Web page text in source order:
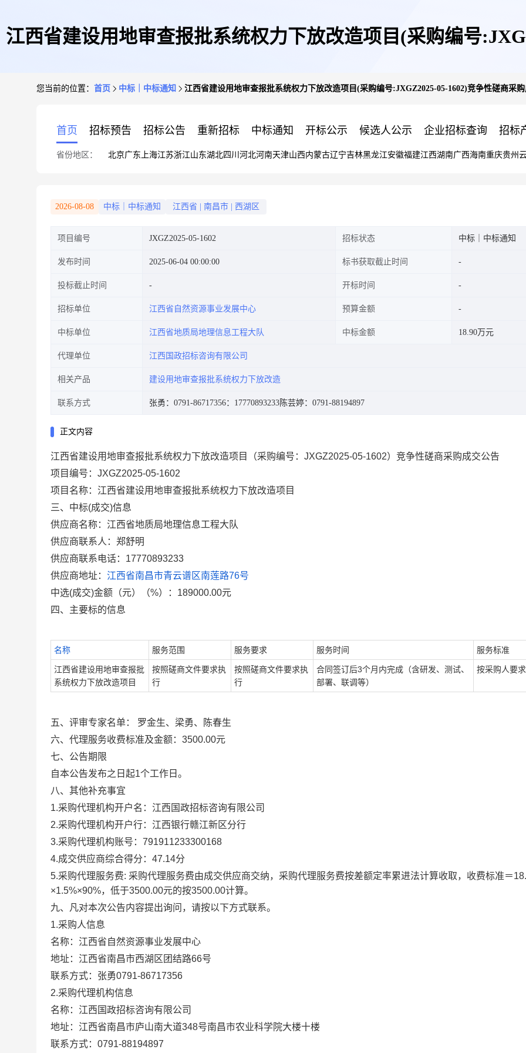
江西省建设用地审查报批系统权力下放改造项目(采购编号
您当前的位置： 首页 中标｜中标通知 江西省建设用地审查报批系统权力下放改造项目(采购编号:JXGZ2025-05-1602)竞争性磋商采
首页 招标预告 招标公告 重新招标 中标通知 开标公示 候选人公示 企业招标查询 招标
省份地区： 北京广东 上海江苏浙江山东湖北四川 河北河南天津山西内蒙古辽宁吉林黑龙江安徽福建江西湖南广西海南重庆贵州
2026-08-08 中标｜中标通知 江西省 南昌市 西湖区
项目编号 JXGZ2025-05-1602 招标状态 中标｜中标通知
发布时间 2025-06-04 00:00:00 标书获取截止时间
投标截止时间 开标时间
招标单位 江西省自然资源事业发展中心 预算金额
中标单位 江西省地质局地理信息工程大队 中标金额 18.90万元
代理单位 江西国政招标咨询有限公司
相关产品 建设用地审查报批系统权力下放改造
联系方式 张勇：0791-86717356：17770893233陈芸婷：0791-88194897
正文内容
江西省建设用地审查报批系统权力下放改造项目（采购编号：JXGZ2025-05-1602）竞争性磋商采购成交公告
项目编号： JXGZ2025-05-1602
项目名称： 江西省建设用地审查报批系统权力下放改造项目
三、中标(成交)信息
供应商名称：江西省地质局地理信息工程大队
供应商联系人：郑舒明
供应商联系电话： 17770893233
供应商地址： 江西省南昌市青云谱区南莲路76号
中选(成交)金额（元）（%）： 189000.00元
四、主要标的信息
名称 服务范围 服务要求 服务时间 服务标准
江西省建设用地审查报批
系统权力下放改造项目
按照磋商文件要求执
行
按照磋商文件要求执
行
合同签订后3个月内完成（含研发、测试、
部署、联调等）
按采购人要
五、评审专家名单：
罗金生、梁勇、陈春生
六、代理服务收费标准及金额： 3500.00元
七、公告期限
自本公告发布之日起1个工作日。
八、其他补充事宜
1.采购代理机构开户名：江西国政招标咨询有限公司
2.采购代理机构开户行：江西银行赣江新区分行
3.采购代理机构账号： 791911233300168
4.成交供应商综合得分： 47.14分
5.采购代理服务费: 采购代理服务费由成交供应商交纳，采购代理服务费按差额定率累进法计算收取，收费标准＝
×1.5%×90%，低于3500.00元的按3500.00计算。
九、凡对本次公告内容提出询问，请按以下方式联系。
1.采购人信息
名称：江西省自然资源事业发展中心
地址：江西省南昌市西湖区团结路66号
联系方式：张勇0791-86717356
2.采购代理机构信息
名称：江西国政招标咨询有限公司
地址：江西省南昌市庐山南大道348号南昌市农业科学院大楼十楼
联系方式： 0791-88194897